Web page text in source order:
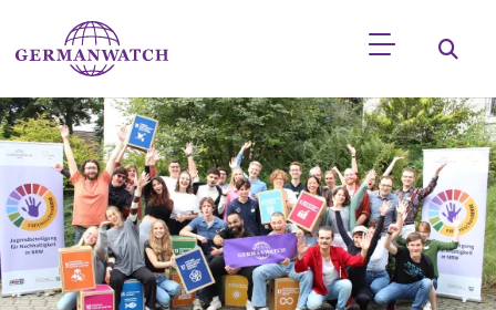
Direkt zum Inhalt
Stichwortsuche